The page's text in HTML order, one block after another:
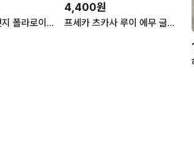
앙스타 중스타 뱃지 폴라로이드 파샤 파샷츠 서장 개막 레이 리츠 린네 유메 히요리 라이카 이즈미 아이라
4,400원
프세카 츠카사 루이 에무 글리터 캔뱃지 80박스 공구 가선점 지옥천국